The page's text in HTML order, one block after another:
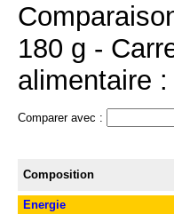
180 g -
alimentaire :
Comparer avec :
Composition
Energie